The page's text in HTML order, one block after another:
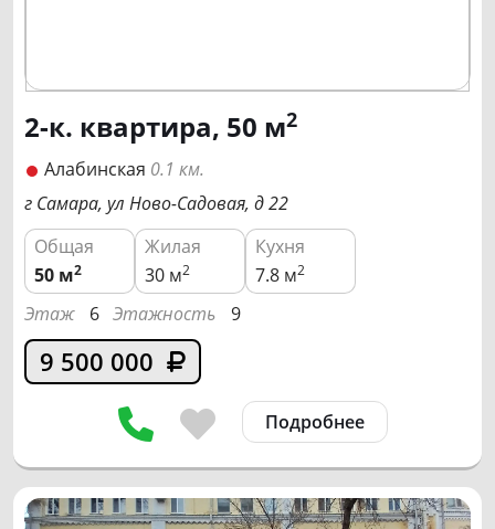
2-к. квартира, 50 м2
Алабинская 0.1 км.
г Самара, ул Ново-Садовая, д 22
Общая
Жилая
Кухня
50 м2 30 м2 7.8 м2
Этаж 6 Этажность 9
9 500 000
Подробнее